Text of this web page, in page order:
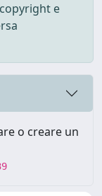
e
o creare un